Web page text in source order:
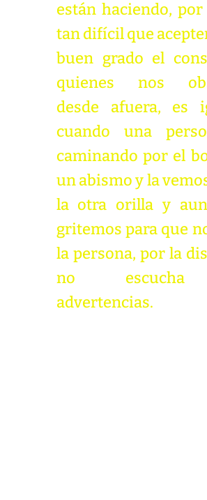
están haciendo, por
tan difícil que
buen grado el
quienes nos
desde afuera, es
cuando una
caminando por el
un abismo y la
la otra orilla y
gritemos para que
la persona, por la
no
advertencias.